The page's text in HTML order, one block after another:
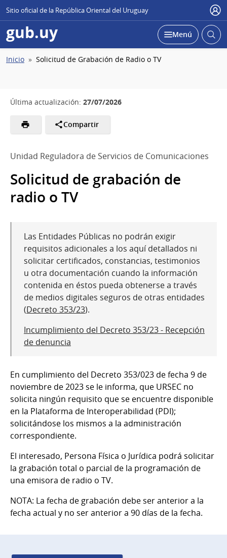
Sitio oficial de la República Oriental del Uruguay
gub.uy Desplegar
Menú Abrir
Ruta
Inicio Solicitud de Grabación de Radio o TV
Última actualización: 27/07/2026
Compartir
Unidad Reguladora de Servicios de Comunicaciones
Solicitud de grabación de
radio o TV
Las Entidades Públicas no podrán exigir
requisitos adicionales a los aquí detallados ni
solicitar certificados, constancias, testimonios
u otra documentación cuando la información
contenida en éstos pueda obtenerse a través
de medios digitales seguros de otras entidades
(Decreto 353/23).
Incumplimiento del Decreto 353/23 - Recepción
de denuncia
En cumplimiento del Decreto 353/023 de fecha 9 de
noviembre de 2023 se le informa, que URSEC no
solicita ningún requisito que se encuentre disponible
en la Plataforma de Interoperabilidad (PDI);
solicitándose los mismos a la administración
correspondiente.
El interesado, Persona Física o Jurídica podrá solicitar
la grabación total o parcial de la programación de
una emisora de radio o TV.
NOTA: La fecha de grabación debe ser anterior a la
fecha actual y no ser anterior a 90 días de la fecha.